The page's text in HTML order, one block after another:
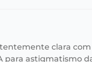
clara com
para astigmatismo